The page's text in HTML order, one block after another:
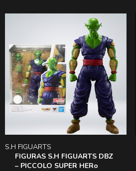
FIGURAS S.H FIGUARTS DBZ
– PICCOLO SUPER HERo
S.H FIGUARTS